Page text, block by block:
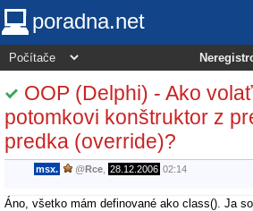
poradna.net
OOP (Delphi) - Ako
potomkovi konštruktor z
predka (override)?
msx. @Rce 28.12.2006 02:14
Áno, všetko mám definované ako class(). Ja